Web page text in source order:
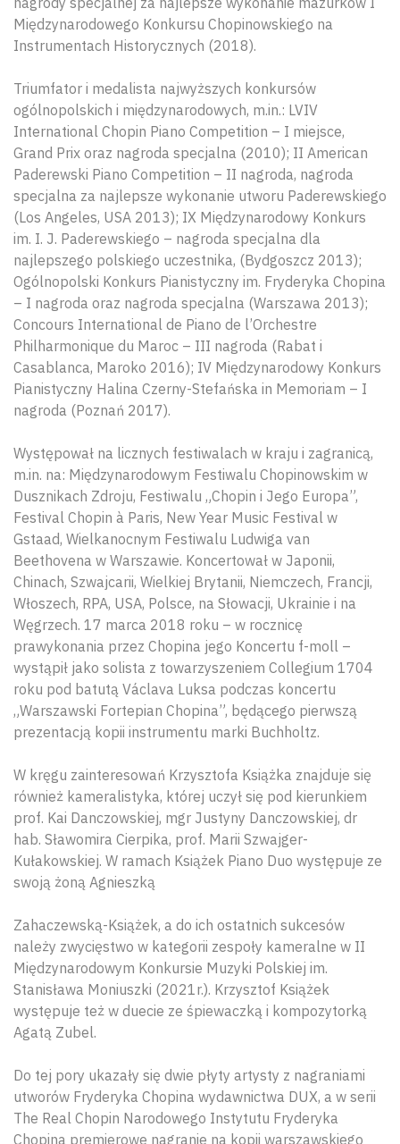
Międzynarodowego Konkursu Chopinowskiego na
Instrumentach Historycznych (2018).
Triumfator i medalista najwyższych konkursów
ogólnopolskich i międzynarodowych, m.in.: LVIV
International Chopin Piano Competition – I miejsce,
Grand Prix oraz nagroda specjalna (2010); II American
Paderewski Piano Competition – II nagroda, nagroda
specjalna za najlepsze wykonanie utworu Paderewskiego
(Los Angeles, USA 2013); IX Międzynarodowy Konkurs
im. I. J. Paderewskiego – nagroda specjalna dla
najlepszego polskiego uczestnika, (Bydgoszcz 2013);
Ogólnopolski Konkurs Pianistyczny im. Fryderyka Chopina
– I nagroda oraz nagroda specjalna (Warszawa 2013);
Concours International de Piano de l’Orchestre
Philharmonique du Maroc – III nagroda (Rabat i
Casablanca, Maroko 2016); IV Międzynarodowy Konkurs
Pianistyczny Halina Czerny-Stefańska in Memoriam – I
nagroda (Poznań 2017).
Występował na licznych festiwalach w kraju i zagranicą,
m.in. na: Międzynarodowym Festiwalu Chopinowskim w
Dusznikach Zdroju, Festiwalu „Chopin i Jego Europa”,
Festival Chopin à Paris, New Year Music Festival w
Gstaad, Wielkanocnym Festiwalu Ludwiga van
Beethovena w Warszawie. Koncertował w Japonii,
Chinach, Szwajcarii, Wielkiej Brytanii, Niemczech, Francji,
Włoszech, RPA, USA, Polsce, na Słowacji, Ukrainie i na
Węgrzech. 17 marca 2018 roku – w rocznicę
prawykonania przez Chopina jego Koncertu f-moll –
wystąpił jako solista z towarzyszeniem Collegium 1704
roku pod batutą Václava Luksa podczas koncertu
„Warszawski Fortepian Chopina”, będącego pierwszą
prezentacją kopii instrumentu marki Buchholtz.
W kręgu zainteresowań Krzysztofa Książka znajduje się
również kameralistyka, której uczył się pod kierunkiem
prof. Kai Danczowskiej, mgr Justyny Danczowskiej, dr
hab. Sławomira Cierpika, prof. Marii Szwajger-
Kułakowskiej. W ramach Książek Piano Duo występuje ze
swoją żoną Agnieszką
Zahaczewską-Książek, a do ich ostatnich sukcesów
należy zwycięstwo w kategorii zespoły kameralne w II
Międzynarodowym Konkursie Muzyki Polskiej im.
Stanisława Moniuszki (2021r.). Krzysztof Książek
występuje też w duecie ze śpiewaczką i kompozytorką
Agatą Zubel.
Do tej pory ukazały się dwie płyty artysty z nagraniami
utworów Fryderyka Chopina wydawnictwa DUX, a w serii
The Real Chopin Narodowego Instytutu Fryderyka
Chopina premierowe nagranie na kopii warszawskiego